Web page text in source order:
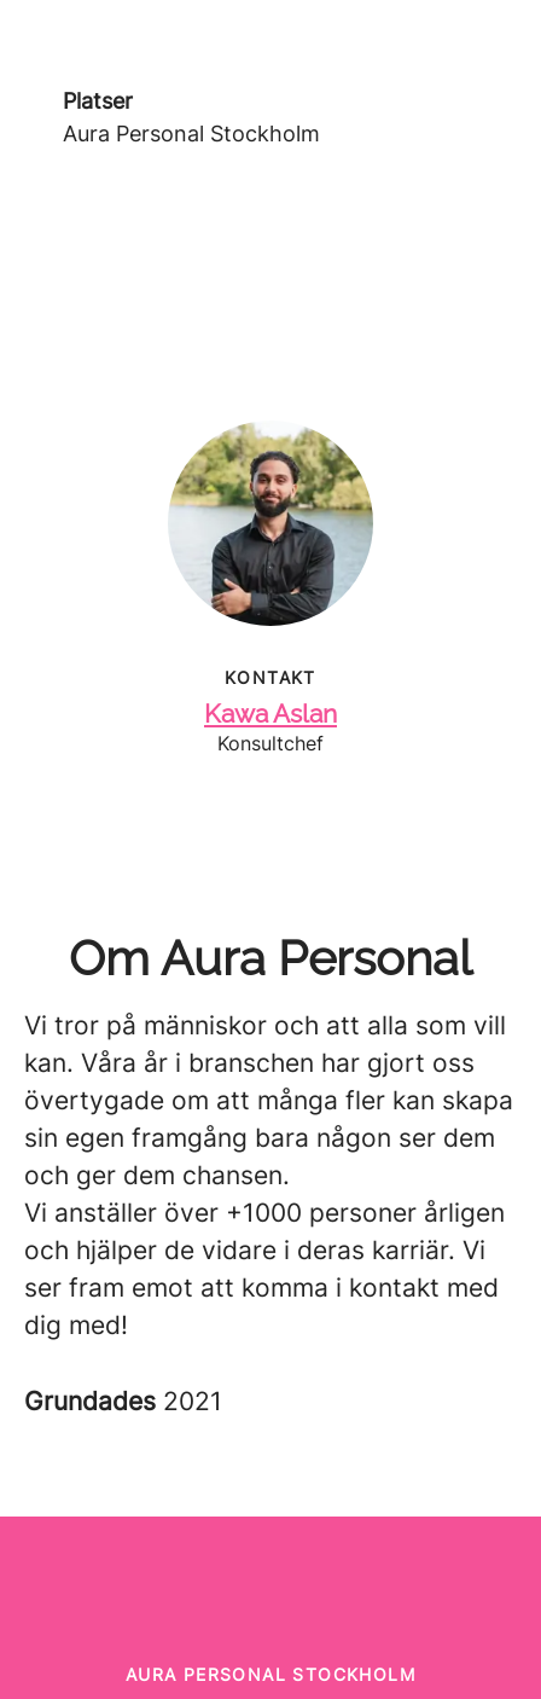
Platser
Aura Personal Stockholm
KONTAKT
Kawa Aslan
Konsultchef
Om Aura Personal
Vi tror på människor och att alla som vill
kan. Våra år i branschen har gjort oss
övertygade om att många fler kan skapa
sin egen framgång bara någon ser dem
och ger dem chansen.
Vi anställer över +1000 personer årligen
och hjälper de vidare i deras karriär. Vi
ser fram emot att komma i kontakt med
dig med!
Grundades 2021
AURA PERSONAL STOCKHOLM